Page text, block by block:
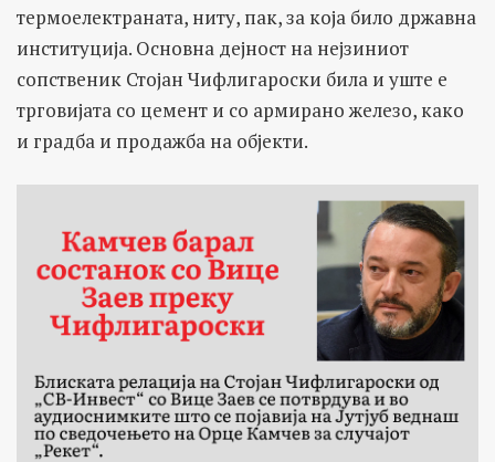
термоелектраната, ниту, пак, за која било државна
институција. Основна дејност на нејзиниот
сопственик Стојан Чифлигароски била и уште е
трговијата со цемент и со армирано железо, како
и градба и продажба на објекти.